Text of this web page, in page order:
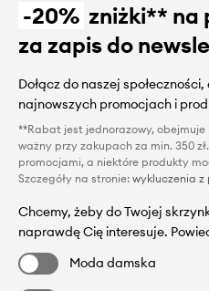
-20% zniżki** na
za zapis do
Dołącz do naszej
najnowszych promocjach i
**Rabat jest jednorazowy,
ważny przy zakupach za min. 350
promocjami, a niektóre produkty
Szczegóły na stronie: wykluczenia z
Chcemy, żeby do Twojej
naprawdę Cię interesuje.
Moda damska